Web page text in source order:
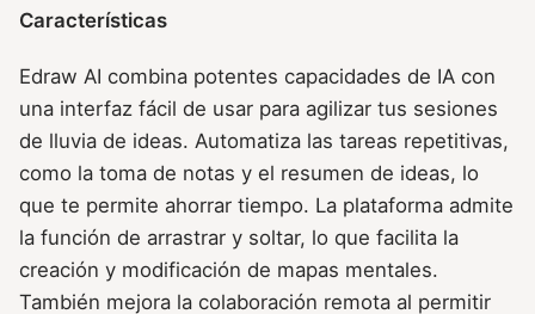
Características
Edraw AI combina potentes capacidades de IA con
una interfaz fácil de usar para agilizar tus sesiones
de lluvia de ideas. Automatiza las tareas repetitivas,
como la toma de notas y el resumen de ideas, lo
que te permite ahorrar tiempo. La plataforma admite
la función de arrastrar y soltar, lo que facilita la
creación y modificación de mapas mentales.
También mejora la colaboración remota al permitir